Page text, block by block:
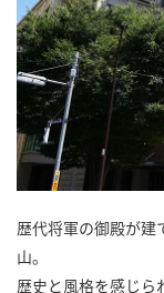
歴代将軍の御殿が建
山。
歴史と風格を感じら